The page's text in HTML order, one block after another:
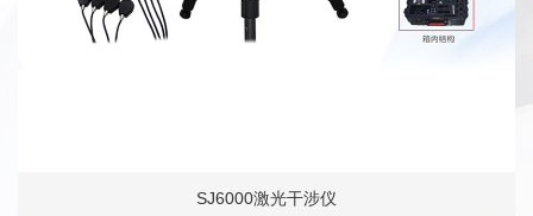
SJ6000激光干涉仪